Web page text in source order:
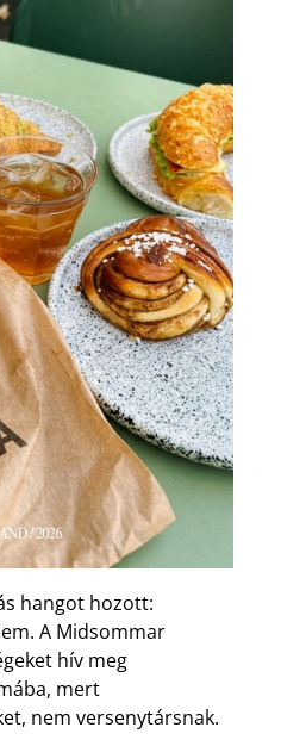
hangot hozott:
A Midsommar
hív meg
mert
nem versenytársnak.